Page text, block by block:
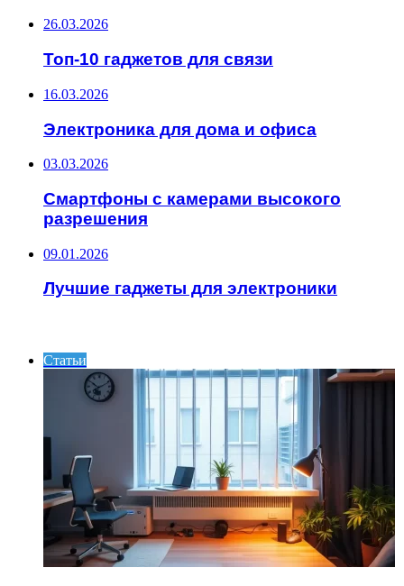
26.03.2026
Топ-10 гаджетов для связи
16.03.2026
Электроника для дома и офиса
03.03.2026
Смартфоны с камерами высокого
разрешения
09.01.2026
Лучшие гаджеты для электроники
Статьи